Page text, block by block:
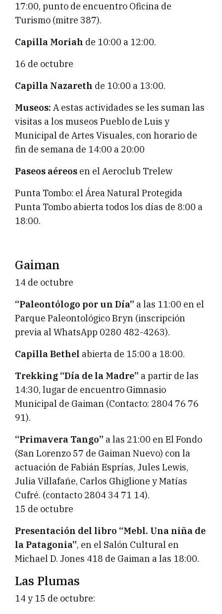
17:00, punto de encuentro Oficina de
Turismo (mitre 387).
Capilla Moriah de 10:00 a 12:00.
16 de octubre
Capilla Nazareth de 10:00 a 13:00.
Museos: A estas actividades se les suman las
visitas a los museos Pueblo de Luis y
Municipal de Artes Visuales, con horario de
fin de semana de 14:00 a 20:00
Paseos aéreos en el Aeroclub Trelew
Punta Tombo: el Área Natural Protegida
Punta Tombo abierta todos los días de 8:00 a
18:00.
Gaiman
14 de octubre
“Paleontólogo por un Día” a las 11:00 en el
Parque Paleontológico Bryn (inscripción
previa al WhatsApp 0280 482-4263).
Capilla Bethel abierta de 15:00 a 18:00.
Trekking “Día de la Madre” a partir de las
14:30, lugar de encuentro Gimnasio
Municipal de Gaiman (Contacto: 2804 76 76
91).
“Primavera Tango” a las 21:00 en El Fondo
(San Lorenzo 57 de Gaiman Nuevo) con la
actuación de Fabián Esprías, Jules Lewis,
Julia Villafañe, Carlos Ghiglione y Matías
Cufré. (contacto 2804 34 71 14).
15 de octubre
Presentación del libro “Mebl. Una niña de
la Patagonia”, en el Salón Cultural en
Michael D. Jones 418 de Gaiman a las 18:00.
Las Plumas
14 y 15 de octubre: